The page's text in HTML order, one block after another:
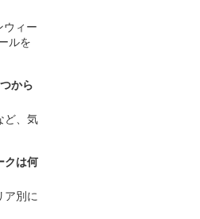
ウィー
ルを
から
ど、気
クは何
ア別に